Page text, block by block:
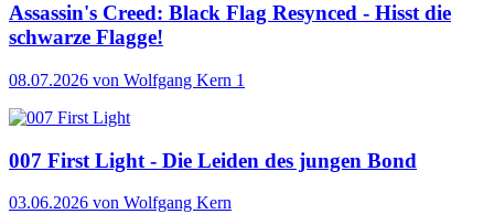
Assassin's Creed: Black Flag Resynced - Hisst die
schwarze Flagge!
08.07.2026 von Wolfgang Kern 1
007 First Light - Die Leiden des jungen Bond
03.06.2026 von Wolfgang Kern